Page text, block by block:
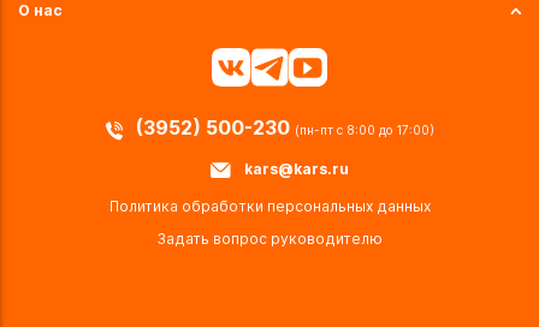
О нас
(3952) 500-230 (пн-пт с 8:00 до 17:00)
kars@kars.ru
Политика обработки персональных данных
Задать вопрос руководителю